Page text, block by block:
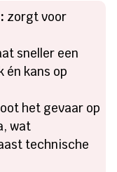
zorgt voor
sneller een
én kans op
het gevaar op
wat
technische